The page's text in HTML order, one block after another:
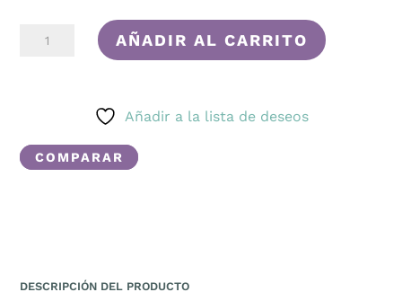
AÑADIR AL CARRITO
Añadir a la lista de deseos
COMPARAR
DESCRIPCIÓN DEL PRODUCTO